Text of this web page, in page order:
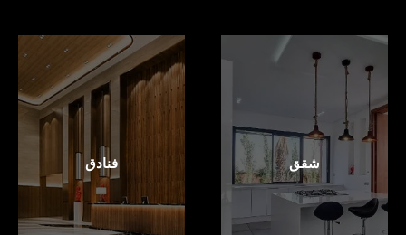
شقق فنادق